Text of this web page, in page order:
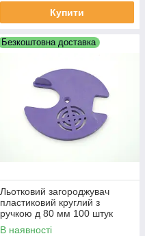
Купити
Безкоштовна доставка
Льотковий загороджувач
пластиковий круглий з
ручкою д 80 мм 100 штук
Безкоштовна доставка
В наявності